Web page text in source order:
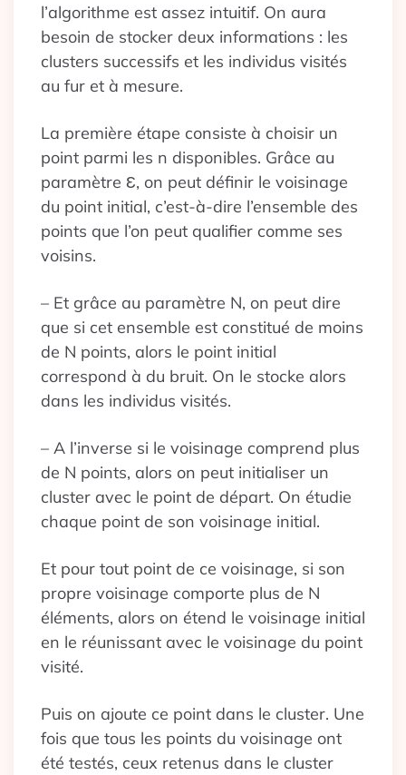
l’algorithme est assez intuitif. On aura
besoin de stocker deux informations : les
clusters successifs et les individus visités
au fur et à mesure.
La première étape consiste à choisir un
point parmi les n disponibles. Grâce au
paramètre Ɛ, on peut définir le voisinage
du point initial, c’est-à-dire l’ensemble des
points que l’on peut qualifier comme ses
voisins.
– Et grâce au paramètre N, on peut dire
que si cet ensemble est constitué de moins
de N points, alors le point initial
correspond à du bruit. On le stocke alors
dans les individus visités.
– A l’inverse si le voisinage comprend plus
de N points, alors on peut initialiser un
cluster avec le point de départ. On étudie
chaque point de son voisinage initial.
Et pour tout point de ce voisinage, si son
propre voisinage comporte plus de N
éléments, alors on étend le voisinage initial
en le réunissant avec le voisinage du point
visité.
Puis on ajoute ce point dans le cluster. Une
fois que tous les points du voisinage ont
été testés, ceux retenus dans le cluster